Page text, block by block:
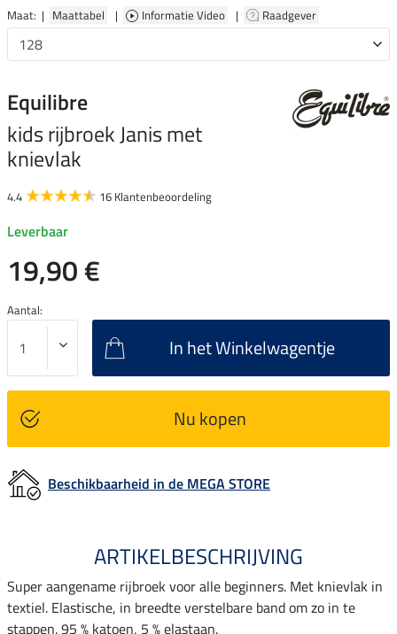
Maat: | Maattabel | Informatie Video | Raadgever
Equilibre
kids rijbroek Janis met
knievlak
4.4 16 Klantenbeoordeling
Leverbaar
19,90 €
Aantal:
In het Winkelwagentje
Nu kopen
Beschikbaarheid in de MEGA STORE
ARTIKELBESCHRIJVING
Super aangename rijbroek voor alle beginners. Met knievlak in
textiel. Elastische, in breedte verstelbare band om zo in te
stappen. 95 % katoen, 5 % elastaan.